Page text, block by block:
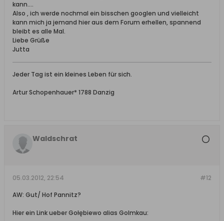
kann....
Also , ich werde nochmal ein bisschen googlen und vielleicht
kann mich ja jemand hier aus dem Forum erhellen, spannend
bleibt es alle Mal.
Liebe Grüße
Jutta
Jeder Tag ist ein kleines Leben für sich.
Artur Schopenhauer* 1788 Danzig
Waldschrat
#12
05.03.2012, 22:54
AW: Gut/ Hof Pannitz?
Hier ein Link ueber Gołębiewo alias Golmkau: